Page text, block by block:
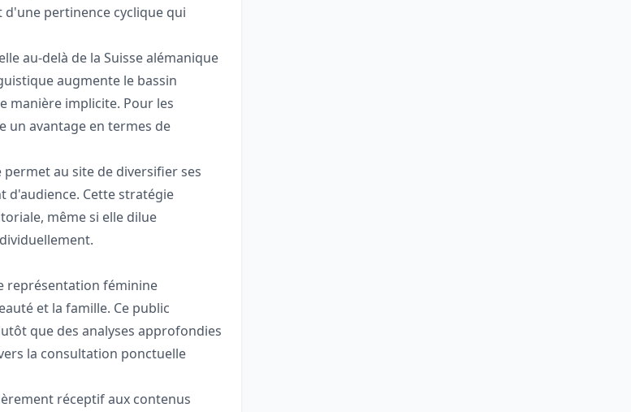
d'une pertinence cyclique qui
au-delà de la Suisse alémanique
augmente le bassin
manière implicite. Pour les
un avantage en termes de
au site de diversifier ses
d'audience. Cette stratégie
même si elle dilue
représentation féminine
et la famille. Ce public
que des analyses approfondies
la consultation ponctuelle
réceptif aux contenus